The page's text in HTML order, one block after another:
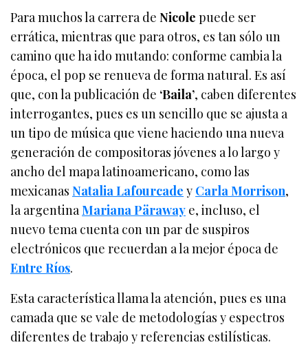
Para muchos la carrera deNicole puede ser
errática, mientras que para otros, es tan sólo un
camino que ha ido mutando: conforme cambia la
época, el pop se renueva de forma natural. Es así
que, con la publicación de ‘Baila’, caben diferentes
interrogantes, pues es un sencillo que se ajusta a
un tipo de música que viene haciendo una nueva
generación de compositoras jóvenes a lo largo y
ancho del mapa latinoamericano, como las
mexicanasNatalia Lafourcade y Carla Morrison,
la argentinaMariana Päraway e, incluso, el
nuevo tema cuenta con un par de suspiros
electrónicos que recuerdan a la mejor época de
Entre Ríos.
Esta característica llama la atención, pues es una
camada que se vale de metodologías y espectros
diferentes de trabajo y referencias estilísticas.